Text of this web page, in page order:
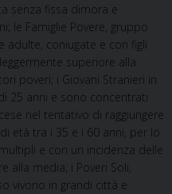
senza fissa dimora e
le Famiglie Povere, gruppo
coniugate e con figli
superiore alla
poveri; i Giovani Stranieri in
25 anni e sono concentrati
nel tentativo di raggiungere
età tra i 35 e i 60 anni, per lo
e con un incidenza delle
alla media; i Poveri Soli,
vivono in grandi città e